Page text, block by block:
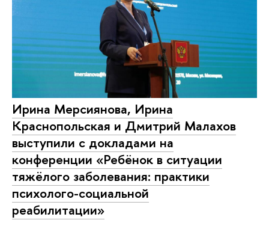
Ирина Мерсиянова, Ирина
Краснопольская и Дмитрий Малахов
выступили с докладами на
конференции «Ребёнок в ситуации
тяжёлого заболевания: практики
психолого-социальной
реабилитации»